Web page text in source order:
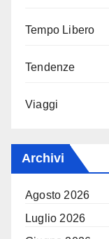
Tempo Libero
Tendenze
Viaggi
Archivi
Agosto 2026
Luglio 2026